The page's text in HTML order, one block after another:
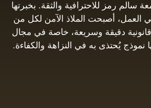
سالم رمز للاحترافية والثقة. بخبرتها
في العمل، أصبحت الملاذ الآمن لكل من
دقيقة وسريعة، خاصة في مجال
نموذج يُحتذى به في النزاهة والكفاءة.